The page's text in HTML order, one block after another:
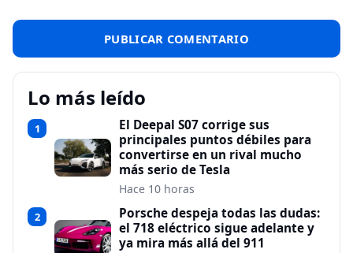
Lo más leído
1
El Deepal S07 corrige sus
principales puntos débiles para
convertirse en un rival mucho
más serio de Tesla
Hace 10 horas
2
Porsche despeja todas las dudas:
el 718 eléctrico sigue adelante y
ya mira más allá del 911